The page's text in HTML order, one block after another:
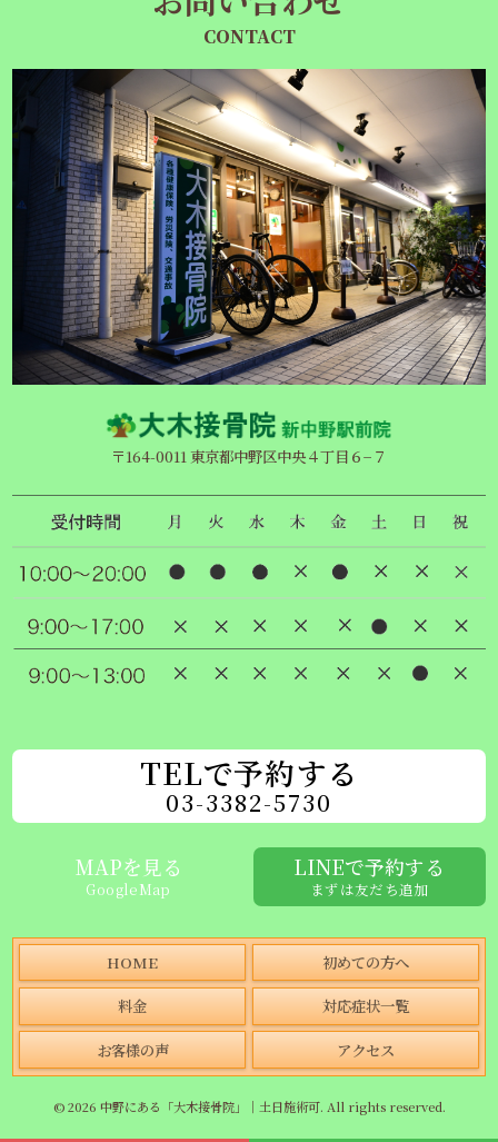
CONTACT
〒164-0011 東京都中野区中央４丁目６−７
TELで予約する
03-3382-5730
MAPを見る
GoogleMap
LINEで予約する
まずは友だち追加
HOME 初めての方へ
料金 対応症状一覧
お客様の声 アクセス
© 2026 中野にある「大木接骨院」｜土日施術可. All rights reserved.